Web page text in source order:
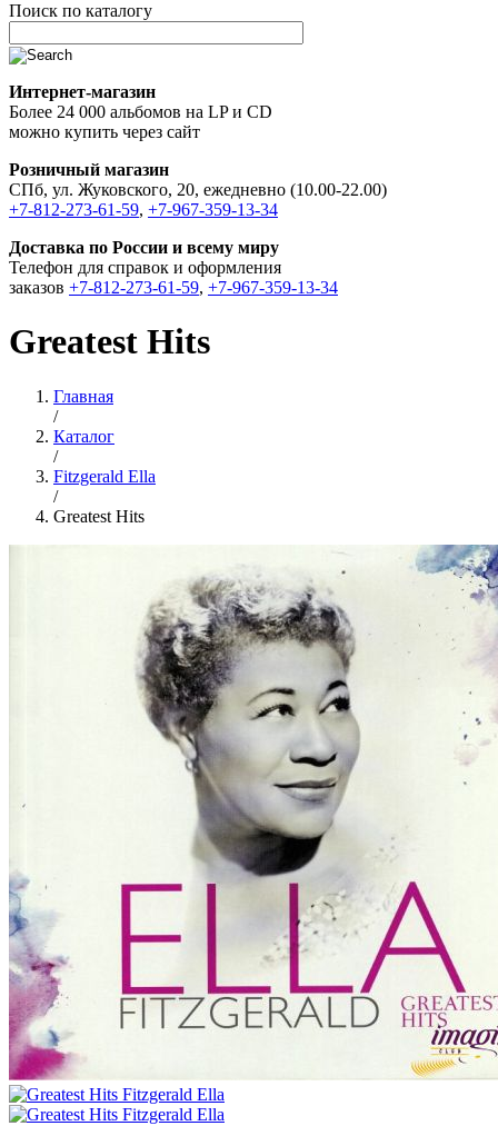
Поиск по каталогу
Интернет-магазин
Более 24 000 альбомов на LP и CD
можно купить через сайт
Розничный магазин
СПб, ул. Жуковского, 20, ежедневно (10.00-22.00)
+7-812-273-61-59, +7-967-359-13-34
Доставка по России и всему миру
Телефон для справок и оформления
заказов +7-812-273-61-59, +7-967-359-13-34
Greatest Hits
Главная
/
Каталог
/
Fitzgerald Ella
/
Greatest Hits